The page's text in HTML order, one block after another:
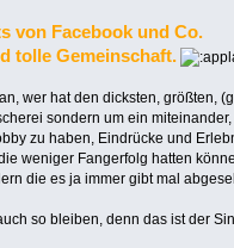
von Facebook und Co.
tolle Gemeinschaft.
wer hat den dicksten, größten,
sondern um ein miteinander,
zu haben, Eindrücke und
weniger Fangerfolg hatten
die es ja immer gibt mal
so bleiben, denn das ist der